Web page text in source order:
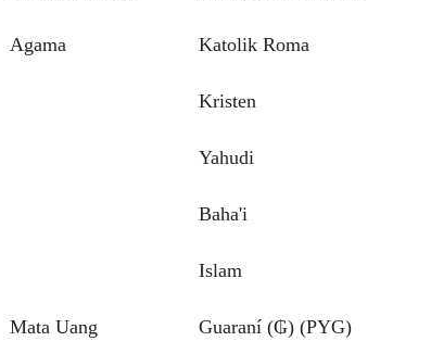
Agama Katolik Roma
Kristen
Yahudi
Baha'i
Islam
Mata Uang Guaraní (₲) (PYG)